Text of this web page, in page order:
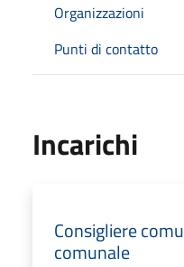
Organizzazioni
Punti di contatto
Incarichi
Consigliere
comunale